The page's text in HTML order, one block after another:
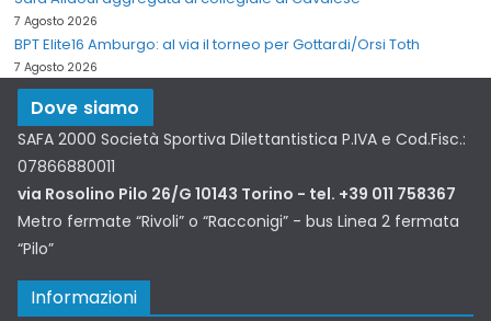
7 Agosto 2026
BPT Elite16 Amburgo: al via il torneo per Gottardi/Orsi Toth
7 Agosto 2026
Dove siamo
SAFA 2000 Società Sportiva Dilettantistica P.IVA e Cod.Fisc.:
07866880011
via Rosolino Pilo 26/G 10143 Torino - tel. +39 011 758367
Metro fermate “Rivoli” o “Racconigi” - bus Linea 2 fermata
“Pilo”
Informazioni